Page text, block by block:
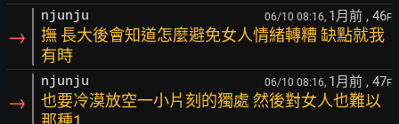
→
njunju 06/10 08:16, 1月前 , 46F
撫 長大後會知道怎麼避免女人情緒轉糟 缺點就我
有時
→
njunju 06/10 08:16, 1月前 , 47F
也要冷漠放空一小片刻的獨處 然後對女人也難以